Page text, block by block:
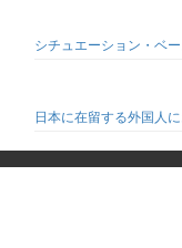
シチュエーション・ベ
日本に在留する外国人